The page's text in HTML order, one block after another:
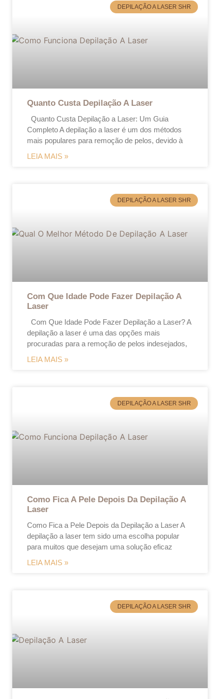
DEPILAÇÃO A LASER SHR
Quanto Custa Depilação A Laser
Quanto Custa Depilação a Laser: Um Guia
Completo A depilação a laser é um dos métodos
mais populares para remoção de pelos, devido à
LEIA MAIS »
DEPILAÇÃO A LASER SHR
Com Que Idade Pode Fazer Depilação A
Laser
Com Que Idade Pode Fazer Depilação a Laser? A
depilação a laser é uma das opções mais
procuradas para a remoção de pelos indesejados,
LEIA MAIS »
DEPILAÇÃO A LASER SHR
Como Fica A Pele Depois Da Depilação A
Laser
Como Fica a Pele Depois da Depilação a Laser A
depilação a laser tem sido uma escolha popular
para muitos que desejam uma solução eficaz
LEIA MAIS »
DEPILAÇÃO A LASER SHR